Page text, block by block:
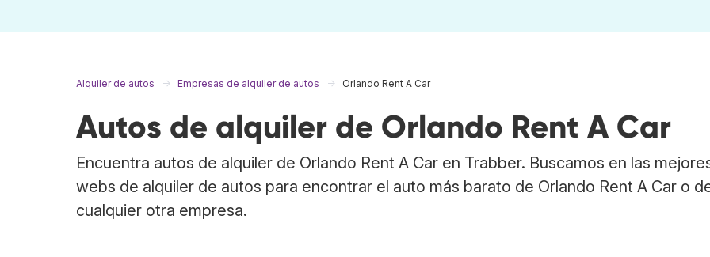
Alquiler de autos Empresas de alquiler de autos Orlando Rent A Car
Autos de alquiler de Orlando Rent A Car
Encuentra autos de alquiler de Orlando Rent A Car en Trabber. Buscamos en las
webs de alquiler de autos para encontrar el auto más barato de Orlando Rent A Car o
cualquier otra empresa.